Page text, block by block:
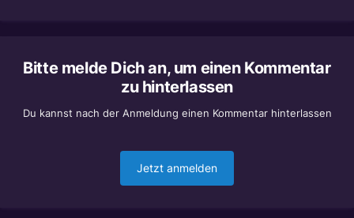
Bitte melde Dich an, um einen Kommentar
zu hinterlassen
Du kannst nach der Anmeldung einen Kommentar hinterlassen
Jetzt anmelden